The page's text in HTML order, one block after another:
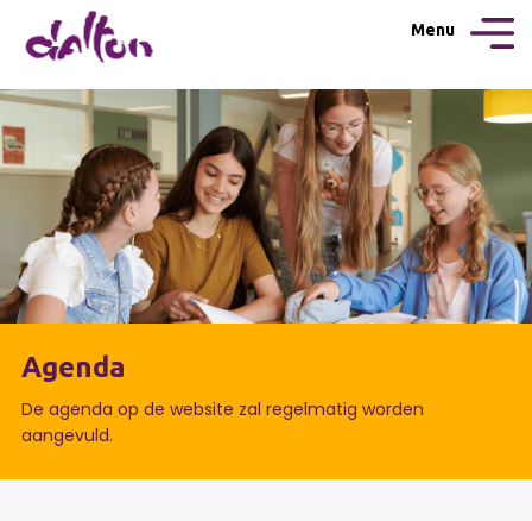
Menu
Agenda
De agenda op de website zal regelmatig worden
aangevuld.